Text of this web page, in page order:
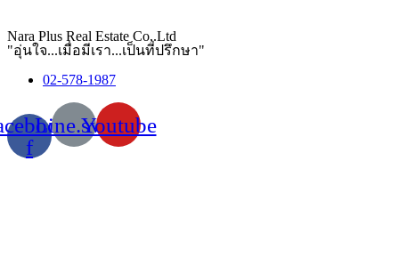
Nara Plus Real Estate Co,.Ltd
"อุ่นใจ...เมื่อมีเรา...เป็นที่ปรึกษา"
02-578-1987
f
Line.svgYoutube